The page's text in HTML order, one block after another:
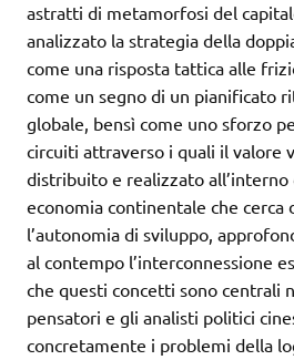
astratti di metamorfosi del
analizzato la strategia della
come una risposta tattica alle
come un segno di un pianificato
globale, bensì come uno sforzo
circuiti attraverso i quali il valore
distribuito e realizzato all’interno
economia continentale che cerca
l’autonomia di sviluppo,
al contempo l’interconnessione
che questi concetti sono centrali
pensatori e gli analisti politici
concretamente i problemi della